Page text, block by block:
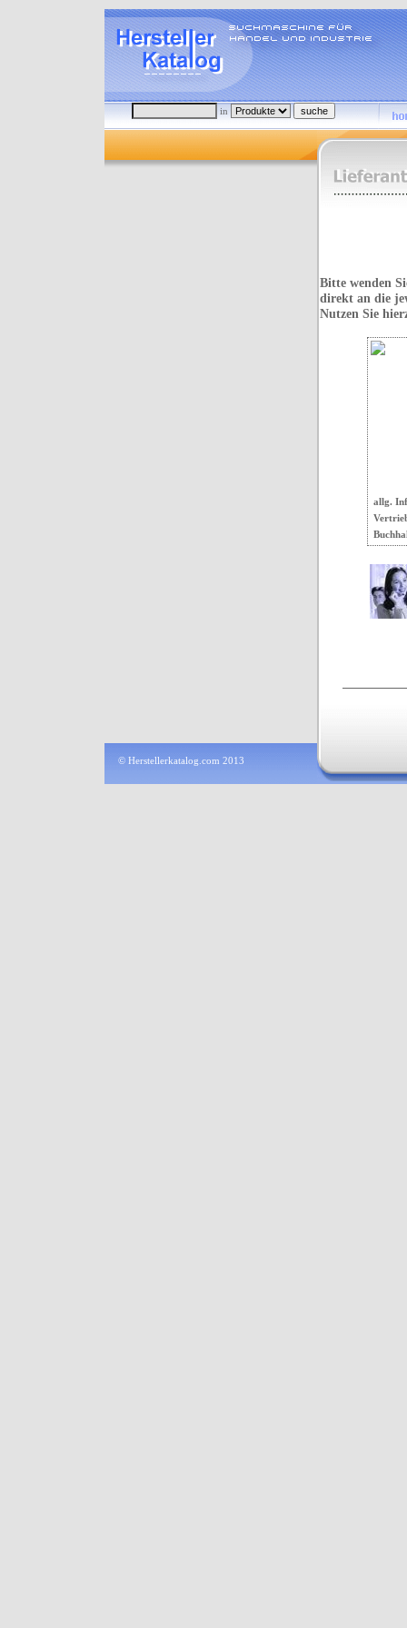
in
Bitte wenden
direkt an die
Nutzen Sie
allg.
© Herstellerkatalog.com 2013